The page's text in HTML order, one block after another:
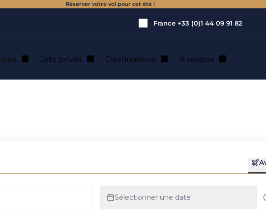
Réserver votre vol pour cet été !
France +33 (0)1 44 09 91 82
Jets privés Destinations A propos